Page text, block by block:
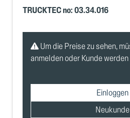
TRUCKTEC no: 03.34.016
Um die Preise zu sehen,
anmelden oder Kunde werden
Einloggen
Neukunde